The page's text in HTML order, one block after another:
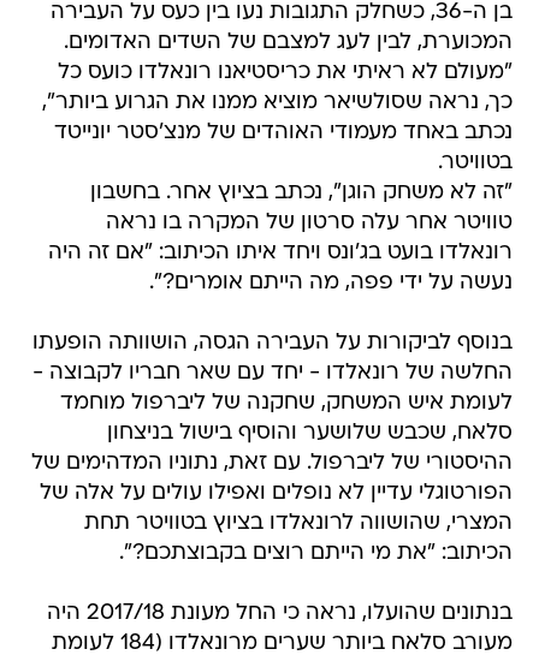
בן ה-36, כשחלק התגובות נעו בין כעס על העבירה
המכוערת, לבין לעג למצבם של השדים האדומים.
"מעולם לא ראיתי את כריסטיאנו רונאלדו כועס כל
כך, נראה שסולשיאר מוציא ממנו את הגרוע ביותר",
נכתב באחד מעמודי האוהדים של מנצ'סטר יונייטד
בטוויטר.
"זה לא משחק הוגן", נכתב בציוץ אחר. בחשבון
טוויטר אחר עלה סרטון של המקרה בו נראה
רונאלדו בועט בג'ונס ויחד איתו הכיתוב: "אם זה היה
נעשה על ידי פפה, מה הייתם אומרים?".
בנוסף לביקורות על העבירה הגסה, הושוותה הופעתו
החלשה של רונאלדו - יחד עם שאר חבריו לקבוצה -
לעומת איש המשחק, שחקנה של ליברפול מוחמד
סלאח, שכבש שלושער והוסיף בישול בניצחון
ההיסטורי של ליברפול. עם זאת, נתוניו המדהימים של
הפורטוגלי עדיין לא נופלים ואפילו עולים על אלה של
המצרי, שהושווה לרונאלדו בציוץ בטוויטר תחת
הכיתוב: "את מי הייתם רוצים בקבוצתכם?".
בנתונים שהועלו, נראה כי החל מעונת 2017/18 היה
מעורב סלאח ביותר שערים מרונאלדו (184 לעומת